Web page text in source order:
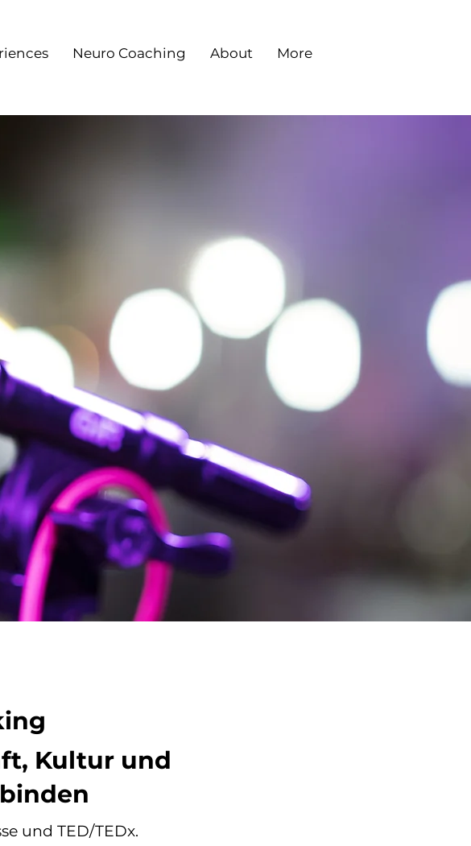
Neuro Coaching About More
Kultur und
und TED/TEDx.